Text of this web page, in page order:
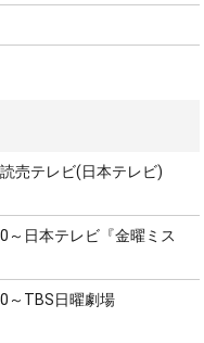
売テレビ(日本テレビ)
～日本テレビ『金曜ミス
～TBS日曜劇場